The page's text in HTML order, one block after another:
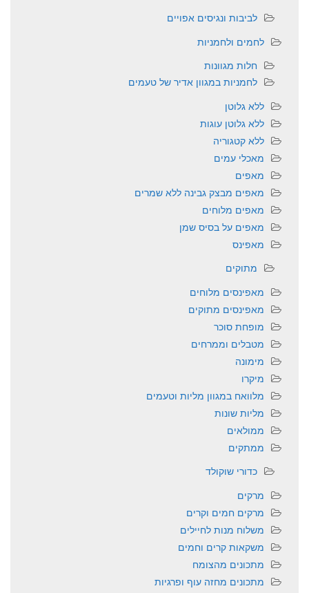
לביבות ונגיסים אפויים
לחמים ולחמניות
חלות מגוונות
לחמניות במגוון אדיר של טעמים
ללא גלוטן
ללא גלוטן עוגות
ללא קטגוריה
מאכלי עמים
מאפים
מאפים מבצק גבינה ללא שמרים
מאפים מלוחים
מאפים על בסיס שמן
מאפינס
מתוקים
מאפינסים מלוחים
מאפינסים מתוקים
מופחת סוכר
מטבלים וממרחים
מימונה
מיקרו
מלוואח במגוון מליות וטעמים
מליות שונות
ממולאים
ממתקים
כדורי שוקולד
מרקים
מרקים חמים וקרים
משלוח מנות לחיילים
משקאות קרים וחמים
מתכונים מהצומח
מתכונים מחזה עוף ופרגיות